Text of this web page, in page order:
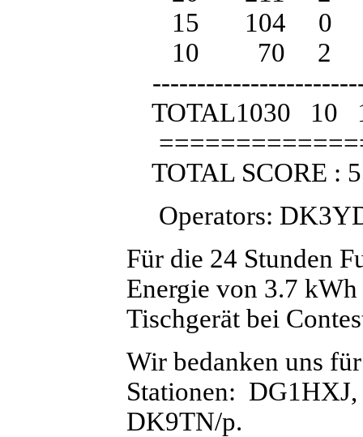
15 104 0
10 70 2
TOTAL1030
TOTAL SCORE :
Operators:
Für die 24 Stunden
Energie von 3.7
Tischgerät bei
Wir bedanken uns
Stationen:
DK9TN/p.